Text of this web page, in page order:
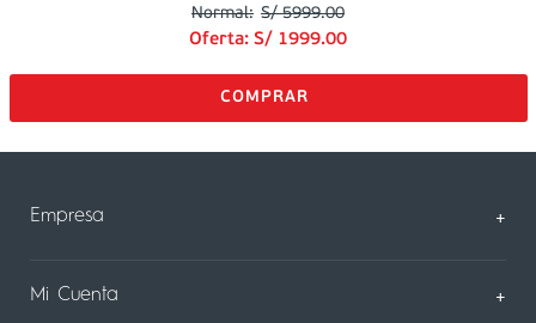
S/ 5999.00
Oferta: S/ 1999.00
Empresa +
Sobre Nosotros
Mi Cuenta +